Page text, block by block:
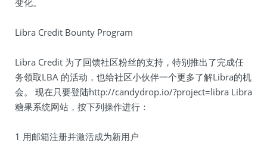
变化。
Libra Credit Bounty Program
Libra Credit 为了回馈社区粉丝的支持，特别推出了完成任
务领取LBA 的活动，也给社区小伙伴一个更多了解Libra的机
会。 现在只要登陆http://candydrop.io/?project=libra Libra
糖果系统网站，按下列操作进行：
1 用邮箱注册并激活成为新用户